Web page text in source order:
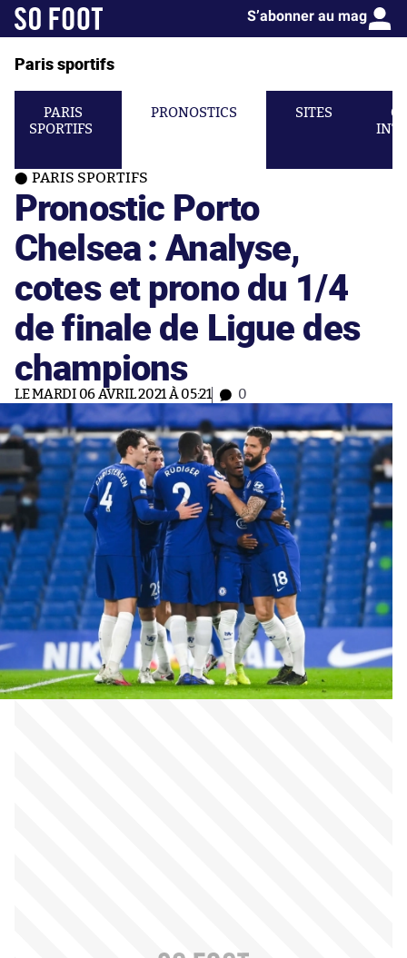
S’abonner au mag
Paris sportifs
PARIS
SPORTIFS
PRONOSTICS SITES
PARIS SPORTIFS
Pronostic Porto
Chelsea : Analyse,
cotes et prono du 1/4
de finale de Ligue des
champions
LE MARDI 06 AVRIL 2021 À 05:21 0